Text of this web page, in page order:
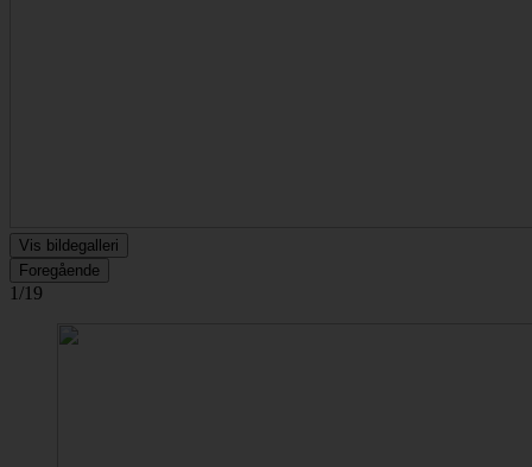
Vis bildegalleri
Foregående
1/19